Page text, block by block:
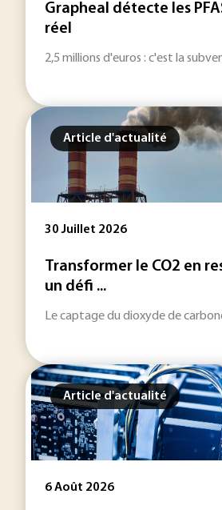
Grapheal détecte les
réel
2,5 millions d'euros : c'est la
Article d'actualité
30 Juillet 2026
Transformer le CO2 en
un défi ...
Le captage du dioxyde de
Article d'actualité
6 Août 2026